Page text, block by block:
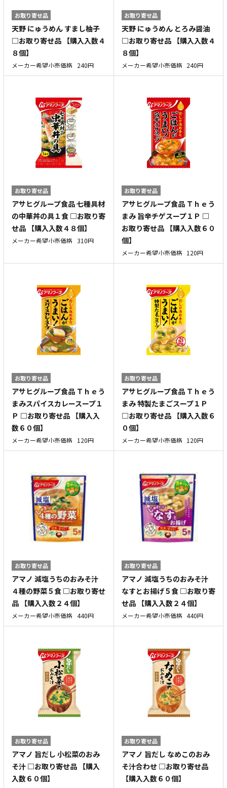
お取り寄せ品
天野 にゅうめん すまし柚子
□お取り寄せ品 【購入入数４
８個】
メーカー希望小売価格 240円
お取り寄せ品
天野 にゅうめん とろみ醤油
□お取り寄せ品 【購入入数４
８個】
メーカー希望小売価格 240円
お取り寄せ品
アサヒグループ食品 七種具材
の中華丼の具１食 □お取り寄
せ品 【購入入数４８個】
メーカー希望小売価格 310円
お取り寄せ品
アサヒグループ食品 Ｔｈｅう
まみ 旨辛チゲスープ１Ｐ □
お取り寄せ品 【購入入数６０
個】
メーカー希望小売価格 120円
お取り寄せ品
アサヒグループ食品 Ｔｈｅう
まみスパイスカレースープ１
Ｐ □お取り寄せ品 【購入入
数６０個】
メーカー希望小売価格 120円
お取り寄せ品
アサヒグループ食品 Ｔｈｅう
まみ 特製たまごスープ１Ｐ
□お取り寄せ品 【購入入数６
０個】
メーカー希望小売価格 120円
お取り寄せ品
アマノ 減塩うちのおみそ汁
４種の野菜５食 □お取り寄せ
品 【購入入数２４個】
メーカー希望小売価格 440円
お取り寄せ品
アマノ 減塩うちのおみそ汁
なすとお揚げ５食 □お取り寄
せ品 【購入入数２４個】
メーカー希望小売価格 440円
お取り寄せ品
アマノ 旨だし 小松菜のおみ
そ汁 □お取り寄せ品 【購入
入数６０個】
お取り寄せ品
アマノ 旨だし なめこのおみ
そ汁合わせ □お取り寄せ品
【購入入数６０個】